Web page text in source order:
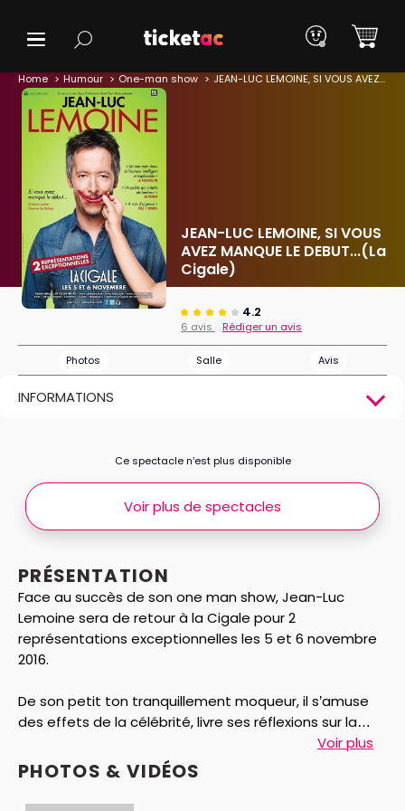
Home Humour One-man show JEAN-LUC LEMOINE, SI VOUS AVEZ MANQUE LE DEBUT...(La Cigale)
JEAN-LUC LEMOINE, SI VOUS
AVEZ MANQUE LE DEBUT...(La
Cigale)
4.2
6 avis Rédiger un avis
Photos Salle Avis
INFORMATIONS
PRÉSENTATION
Face au succès de son one man show, Jean-Luc
Lemoine sera de retour à la Cigale pour 2
représentations exceptionnelles les 5 et 6 novembre
2016.
De son petit ton tranquillement moqueur, il s’amuse
des effets de la célébrité, livre ses réflexions sur la
bêtise ordinaire, s’étonne des faits divers les plus
loufoques, et surtout, ne se refuse aucun sujet.
En clair, il décrypte la société à sa manière et propose
Voir plus
Ce spectacle n’est plus disponible
Voir plus de spectacles
PHOTOS & VIDÉOS